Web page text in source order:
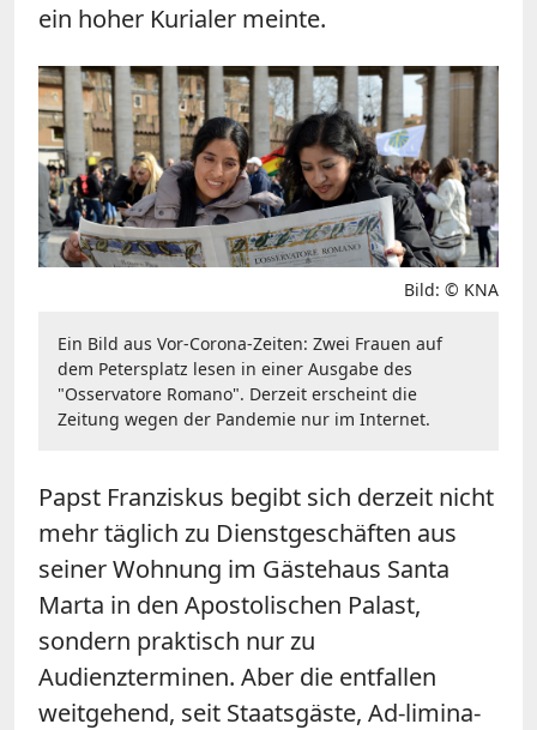
ein hoher Kurialer meinte.
Bild: © KNA
Ein Bild aus Vor-Corona-Zeiten: Zwei Frauen auf
dem Petersplatz lesen in einer Ausgabe des
"Osservatore Romano". Derzeit erscheint die
Zeitung wegen der Pandemie nur im Internet.
Papst Franziskus begibt sich derzeit nicht
mehr täglich zu Dienstgeschäften aus
seiner Wohnung im Gästehaus Santa
Marta in den Apostolischen Palast,
sondern praktisch nur zu
Audienzterminen. Aber die entfallen
weitgehend, seit Staatsgäste, Ad-limina-